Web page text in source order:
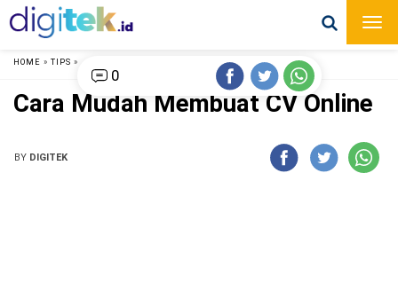
HOME » TIPS »
Cara Mudah Membuat CV Online
BY DIGITEK
0